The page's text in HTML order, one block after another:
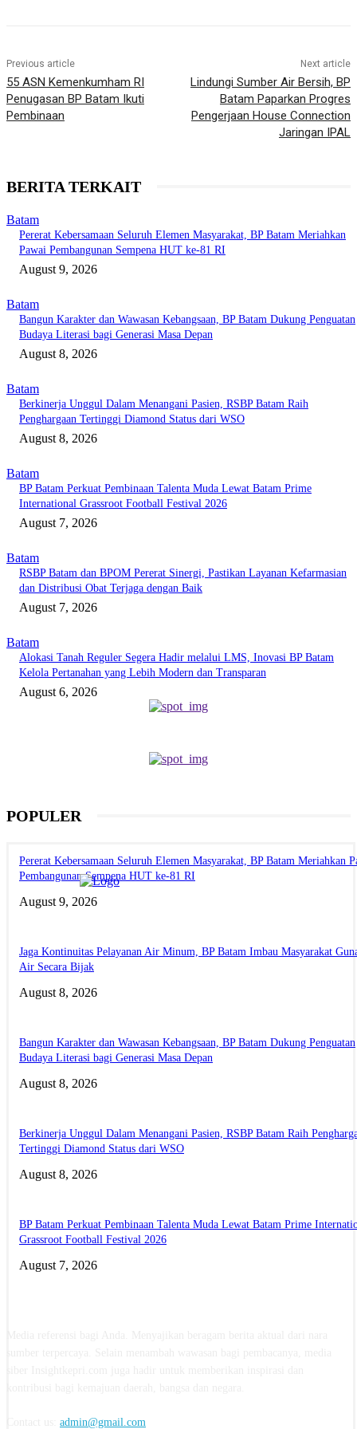
Previous article
55 ASN Kemenkumham RI
Penugasan BP Batam Ikuti
Pembinaan
Next article
Lindungi Sumber Air Bersih, BP
Batam Paparkan Progres
Pengerjaan House Connection
Jaringan IPAL
BERITA TERKAIT
Batam
Pererat Kebersamaan Seluruh Elemen Masyarakat, BP Batam Meriahkan
Pawai Pembangunan Sempena HUT ke-81 RI
August 9, 2026
Batam
Bangun Karakter dan Wawasan Kebangsaan, BP Batam Dukung Penguatan
Budaya Literasi bagi Generasi Masa Depan
August 8, 2026
Batam
Berkinerja Unggul Dalam Menangani Pasien, RSBP Batam Raih
Penghargaan Tertinggi Diamond Status dari WSO
August 8, 2026
Batam
BP Batam Perkuat Pembinaan Talenta Muda Lewat Batam Prime
International Grassroot Football Festival 2026
August 7, 2026
Batam
RSBP Batam dan BPOM Pererat Sinergi, Pastikan Layanan Kefarmasian
dan Distribusi Obat Terjaga dengan Baik
August 7, 2026
Batam
Alokasi Tanah Reguler Segera Hadir melalui LMS, Inovasi BP Batam
Kelola Pertanahan yang Lebih Modern dan Transparan
August 6, 2026
POPULER
Pererat Kebersamaan Seluruh Elemen Masyarakat, BP Batam Meriahkan
Pembangunan Sempena HUT ke-81 RI
August 9, 2026
Jaga Kontinuitas Pelayanan Air Minum, BP Batam Imbau Masyarakat
Air Secara Bijak
August 8, 2026
Bangun Karakter dan Wawasan Kebangsaan, BP Batam Dukung Penguatan
Budaya Literasi bagi Generasi Masa Depan
August 8, 2026
Berkinerja Unggul Dalam Menangani Pasien, RSBP Batam Raih
Tertinggi Diamond Status dari WSO
August 8, 2026
BP Batam Perkuat Pembinaan Talenta Muda Lewat Batam Prime
Grassroot Football Festival 2026
August 7, 2026
admin@gmail.com